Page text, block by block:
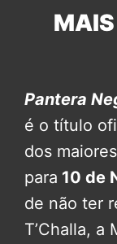
MAIS
Pantera
é o título
dos
para 10 de
de não ter
T’Challa, a